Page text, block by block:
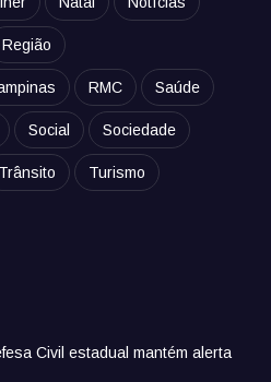
Região
RMC Saúde
Social Sociedade
Trânsito Turismo
Civil estadual mantém alerta